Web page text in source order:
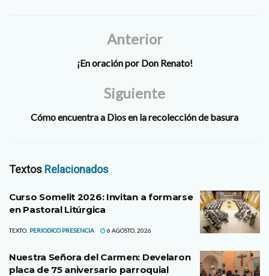
por el obispo diocesano, donAnterior
¡En oración por Don Renato!
Siguiente
Cómo encuentra a Dios en la recolección de basura
Textos Relacionados
Curso Somelit 2026: Invitan a formarse
en Pastoral Litúrgica
TEXTO: PERIODICO PRESENCIA 6 AGOSTO, 2026
Nuestra Señora del Carmen: Develaron
placa de 75 aniversario parroquial